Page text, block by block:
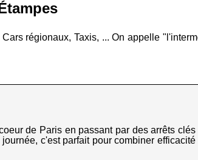
régionaux, Taxis, ... On appelle
de Paris en passant par des arrêts clés
c'est parfait pour combiner efficacité